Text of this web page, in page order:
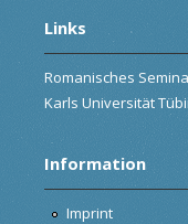
Links
Romanisches
Karls Universität
Information
Imprint